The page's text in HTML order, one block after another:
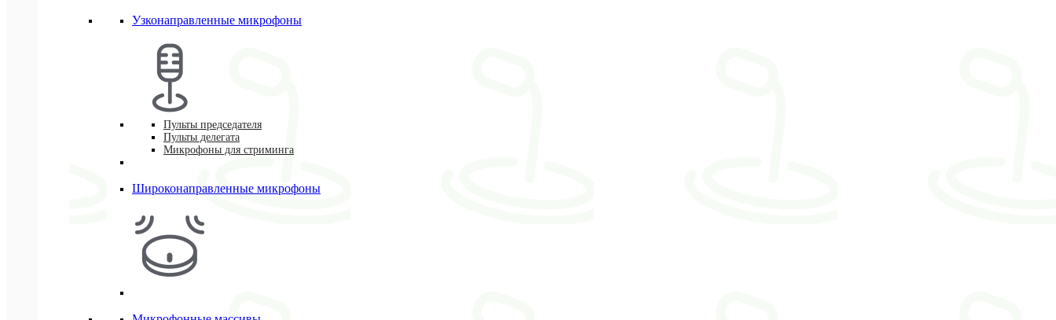
Узконаправленные микрофоны
Пульты председателя
Пульты делегата
Микрофоны для стриминга
Широконаправленные микрофоны